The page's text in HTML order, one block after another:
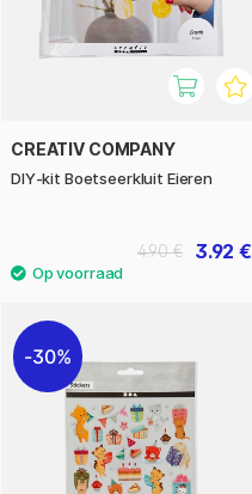
CREATIV COMPANY
DIY‑kit Boetseerkluit Eieren
3.92 €
4.90 €
30%